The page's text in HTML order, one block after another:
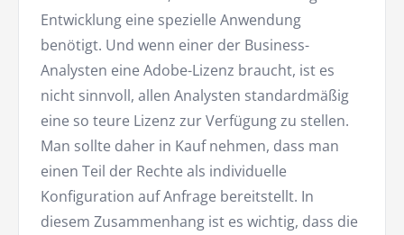
Entwicklung eine spezielle Anwendung
benötigt. Und wenn einer der Business-
Analysten eine Adobe-Lizenz braucht, ist es
nicht sinnvoll, allen Analysten standardmäßig
eine so teure Lizenz zur Verfügung zu stellen.
Man sollte daher in Kauf nehmen, dass man
einen Teil der Rechte als individuelle
Konfiguration auf Anfrage bereitstellt. In
diesem Zusammenhang ist es wichtig, dass die